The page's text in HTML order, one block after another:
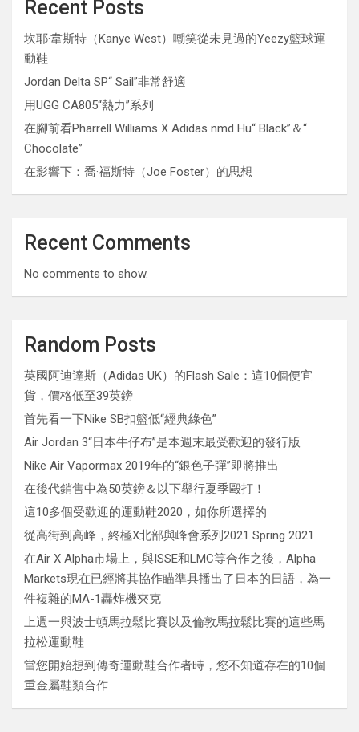
Recent Posts
坎耶·韋斯特（Kanye West）嘲笑從未見過的Yeezy籃球運
動鞋
Jordan Delta SP“ Sail”非常舒適
用UGG CA805“熱力”系列
在腳前看Pharrell Williams X Adidas nmd Hu“ Black”＆“
Chocolate”
在影響下：喬·福斯特（Joe Foster）的思想
Recent Comments
No comments to show.
Random Posts
英國阿迪達斯（Adidas UK）的Flash Sale：這10個便宜
貨，價格低至39英鎊
首先看一下Nike SB扣籃低“經典綠色”
Air Jordan 3“日本牛仔布”是本週末最受歡迎的發行版
Nike Air Vapormax 2019年的“銀色子彈”即將推出
在後代銷售中為50英鎊＆以下舉行夏季毆打！
這10多個受歡迎的運動鞋2020，如你所選擇的
從高街到高峰，終極X北部與峰會系列2021 Spring 2021
在Air X Alpha市場上，與ISSE和LMC等合作之後，Alpha
Markets現在已經將其協作瞄準具播出了日本的日語，為一
件複雜的MA-1轟炸機夾克
上週一與波士頓馬拉鬆比賽以及倫敦馬拉鬆比賽的這些馬
拉松運動鞋
當您開始想到傳奇運動鞋合作者時，您不知道存在的10個
重金屬鞋類合作